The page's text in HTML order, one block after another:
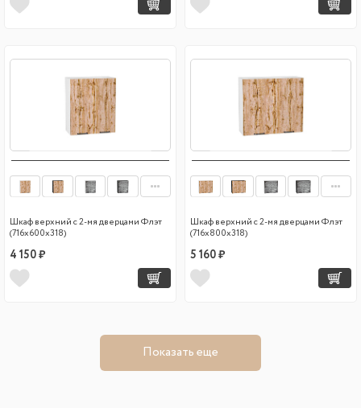
Шкаф верхний с 2-мя дверцами Флэт
(716х600х318)
4 150 ₽
Шкаф верхний с 2-мя дверцами Флэт
(716х800х318)
5 160 ₽
Показать еще